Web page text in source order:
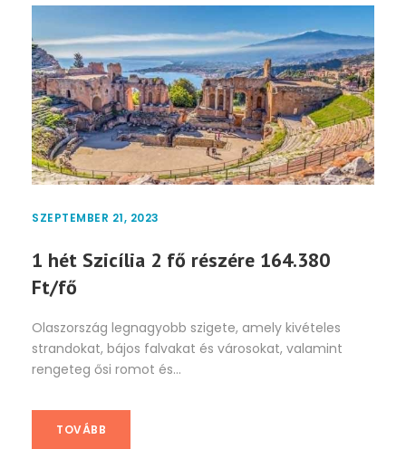
SZEPTEMBER 21, 2023
1 hét Szicília 2 fő részére 164.380
Ft/fő
Olaszország legnagyobb szigete, amely kivételes
strandokat, bájos falvakat és városokat, valamint
rengeteg ősi romot és...
TOVÁBB